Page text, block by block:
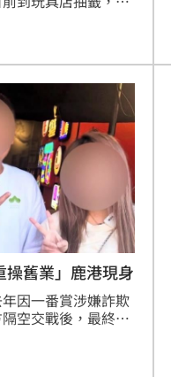
直播
頂奢大道」逐漸成形
職涯論壇9/12登場！
7s掀足球熱潮
追星吃美食！ 18:15
大獎了，並沒有作
。
舊業」鹿港現身
因一番賞涉嫌詐欺
空交戰後，最終以
游否希現身鹿港老